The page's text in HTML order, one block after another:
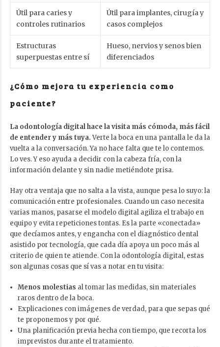
Útil para caries y
controles rutinarios
Útil para implantes, cirugía y
casos complejos
Estructuras
superpuestas entre sí
Hueso, nervios y senos bien
diferenciados
¿Cómo mejora tu experiencia como
paciente?
La odontología digital hace la visita más cómoda, más fácil
de entender y más tuya.Verte la boca en una pantalla le da la
vuelta a la conversación. Ya no hace falta que te lo contemos.
Lo ves. Y eso ayuda a decidir con la cabeza fría, con la
información delante y sin nadie metiéndote prisa.
Hay otra ventaja que no salta a la vista, aunque pesa lo suyo: la
comunicación entre profesionales. Cuando un caso necesita
varias manos, pasarse el modelo digital agiliza el trabajo en
equipo y evita repeticiones tontas. Es la parte «conectada»
que decíamos antes, y engancha con el diagnóstico dental
asistido por tecnología, que cada día apoya un poco más al
criterio de quien te atiende. Con la odontología digital, estas
son algunas cosas que sí vas a notar en tu visita:
Menos molestias al tomar las medidas, sin materiales
raros dentro de la boca.
Explicaciones con imágenes de verdad, para que sepas qué
te proponemos y por qué.
Una planificación previa hecha con tiempo, que recorta los
imprevistos durante el tratamiento.